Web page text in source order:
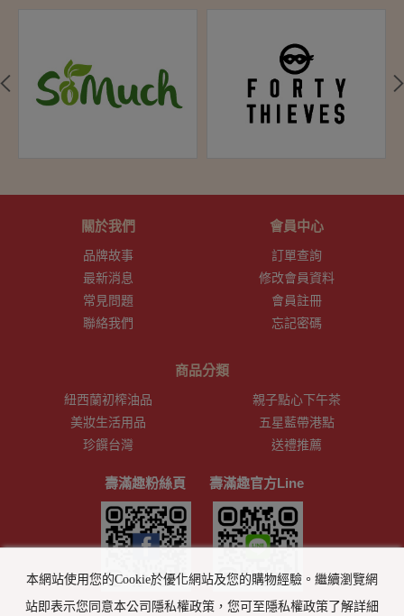
關於我們
品牌故事
最新消息
常見問題
聯絡我們
會員中心
訂單查詢
修改會員資料
會員註冊
忘記密碼
商品分類
紐西蘭初榨油品
親子點心下午茶
美妝生活用品
五星藍帶港點
珍饌台灣
送禮推薦
壽滿趣粉絲頁 壽滿趣官方Line
本網站使用您的Cookie於優化網站及您的購物經驗。繼續瀏覽網
站即表示您同意本公司隱私權政策，您可至隱私權政策了解詳細